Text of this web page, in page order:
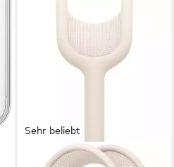
Sehr beliebt
APPLE